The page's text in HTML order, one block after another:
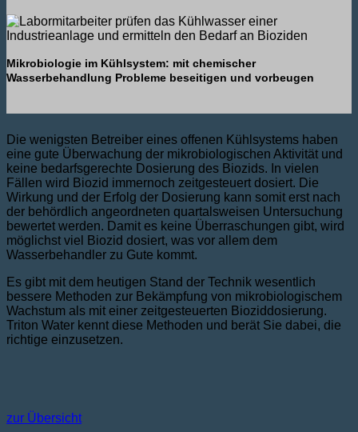
Mikrobiologie im Kühlsystem: mit chemischer
Wasserbehandlung Probleme beseitigen und vorbeugen
Die wenigsten Betreiber eines offenen Kühlsystems haben
eine gute Überwachung der mikrobiologischen Aktivität und
keine bedarfsgerechte Dosierung des Biozids. In vielen
Fällen wird Biozid immernoch zeitgesteuert dosiert. Die
Wirkung und der Erfolg der Dosierung kann somit erst nach
der behördlich angeordneten quartalsweisen Untersuchung
bewertet werden. Damit es keine Überraschungen gibt, wird
möglichst viel Biozid dosiert, was vor allem dem
Wasserbehandler zu Gute kommt.
Es gibt mit dem heutigen Stand der Technik wesentlich
bessere Methoden zur Bekämpfung von mikrobiologischem
Wachstum als mit einer zeitgesteuerten Bioziddosierung.
Triton Water kennt diese Methoden und berät Sie dabei, die
richtige einzusetzen.
zur Übersicht